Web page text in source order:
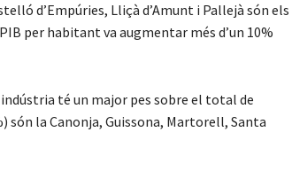
d’Empúries, Lliçà d’Amunt i Pallejà són els
per habitant va augmentar més d’un 10%
té un major pes sobre el total de
són la Canonja, Guissona, Martorell, Santa